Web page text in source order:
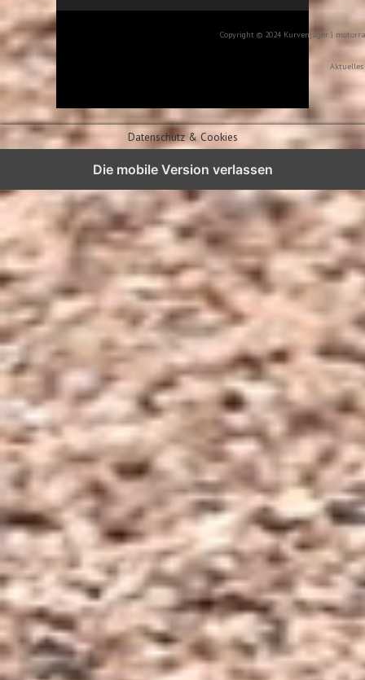
Copyright © 2024 Kurvenjäger |
Aktuelles
Datenschutz & Cookies
Die mobile Version verlassen